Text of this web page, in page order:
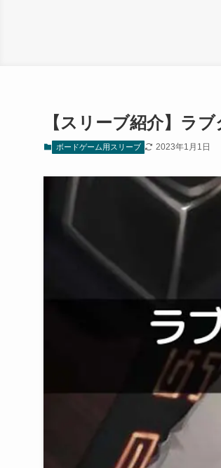
【スリーブ紹介】ラ
ボードゲーム用スリーブ 2023年1月1日